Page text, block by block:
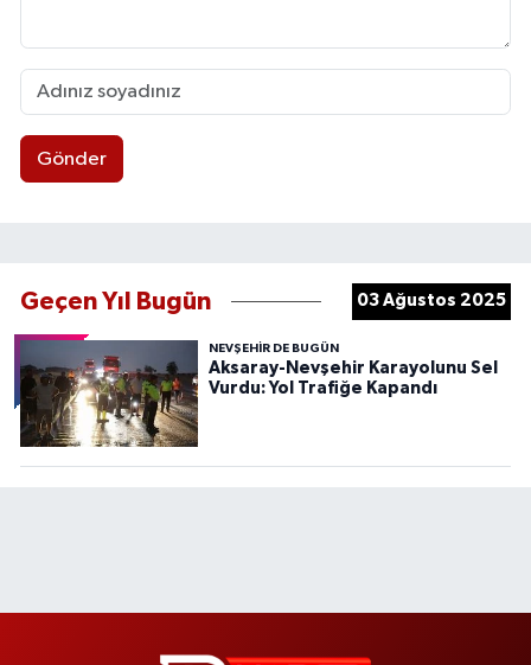
Gönder
Geçen Yıl Bugün 03 Ağustos 2025
NEVŞEHIR DE BUGÜN
Aksaray-Nevşehir Karayolunu Sel
Vurdu: Yol Trafiğe Kapandı